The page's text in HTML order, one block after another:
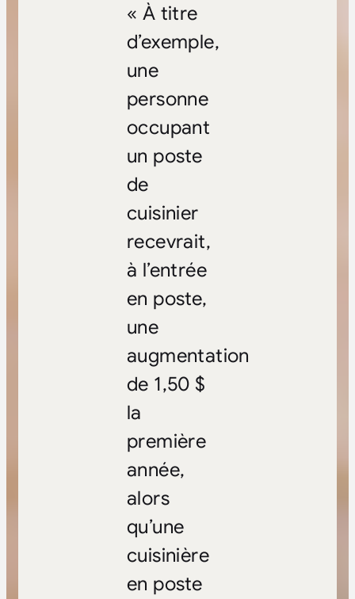
« À titre
d’exemple,
une
personne
occupant
un poste
de
cuisinier
recevrait,
à l’entrée
en poste,
une
augmentation
de 1,50 $
la
première
année,
alors
qu’une
cuisinière
en poste